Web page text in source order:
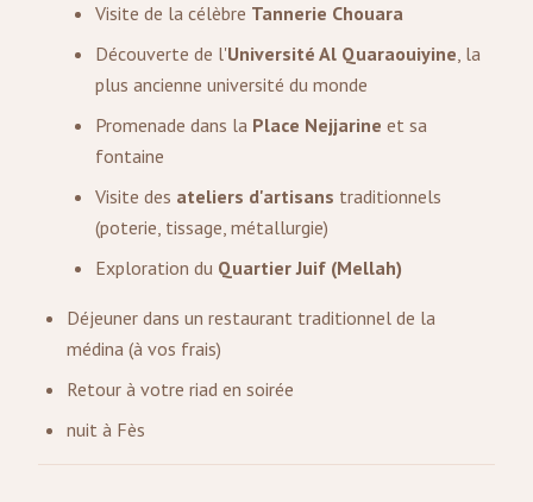
Visite de la célèbre Tannerie Chouara
Découverte de l'Université Al Quaraouiyine, la
plus ancienne université du monde
Promenade dans la Place Nejjarine et sa
fontaine
Visite des ateliers d'artisans traditionnels
(poterie, tissage, métallurgie)
Exploration du Quartier Juif (Mellah)
Déjeuner dans un restaurant traditionnel de la
médina (à vos frais)
Retour à votre riad en soirée
nuit à Fès